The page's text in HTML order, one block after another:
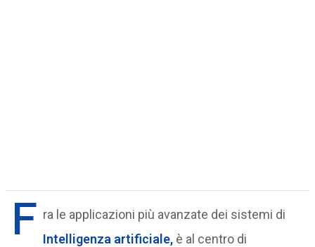
F ra le applicazioni più avanzate dei sistemi di
Intelligenza artificiale,è al centro di